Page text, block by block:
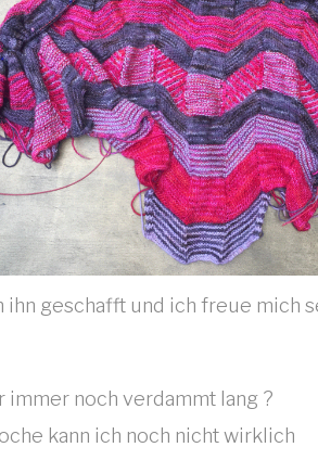
ihn geschafft und ich freue mich
immer noch verdammt lang ?
kann ich noch nicht wirklich